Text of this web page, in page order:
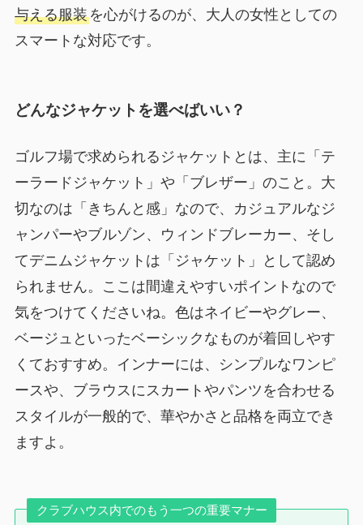
与える服装を心がけるのが、大人の女性としての
スマートな対応です。
どんなジャケットを選べばいい？
ゴルフ場で求められるジャケットとは、主に「テ
ーラードジャケット」や「ブレザー」のこと。大
切なのは「きちんと感」なので、カジュアルなジ
ャンパーやブルゾン、ウィンドブレーカー、そし
てデニムジャケットは「ジャケット」として認め
られません。ここは間違えやすいポイントなので
気をつけてくださいね。色はネイビーやグレー、
ベージュといったベーシックなものが着回しやす
くておすすめ。インナーには、シンプルなワンピ
ースや、ブラウスにスカートやパンツを合わせる
スタイルが一般的で、華やかさと品格を両立でき
ますよ。
クラブハウス内でのもう一つの重要マナー